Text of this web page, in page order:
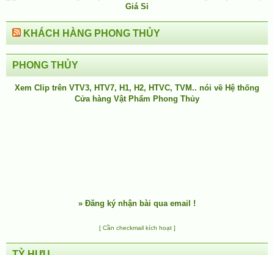
KHÁCH HÀNG PHONG THỦY
PHONG THỦY
Xem Clip trên VTV3, HTV7, H1, H2, HTVC, TVM.. nói về Hệ thống
Cửa hàng Vật Phẩm Phong Thủy
» Đăng ký nhận bài qua email !
[ Cần checkmail kích hoạt ]